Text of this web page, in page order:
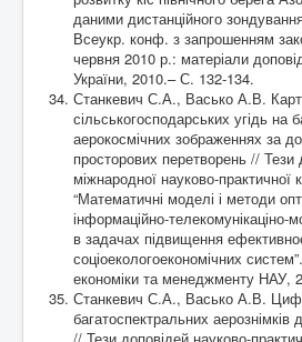
даними дистанційного
Всеукр. конф. з запрошенням
червня 2010 р.: матеріали
України, 2010.– С. 132-134.
Станкевич С.А., Васько А.В.
сільськогосподарських угідь на
аерокосмічних зображеннях за
просторових перетворень // Тези
міжнародної науково-практичної
“Математичні моделі і методи
інформаційно-телекомунікаціно-
в задачах підвищення
соціоекологоекономічних
економіки та менеджменту НАУ,
Станкевич С.А., Васько А.В.
багатоспектральних аерознімків